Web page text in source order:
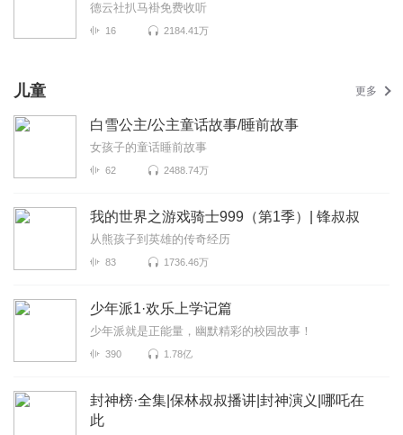
德云社扒马褂免费收听
16 2184.41万
儿童 更多
白雪公主/公主童话故事/睡前故事
女孩子的童话睡前故事
62 2488.74万
我的世界之游戏骑士999（第1季）| 锋叔叔
从熊孩子到英雄的传奇经历
83 1736.46万
少年派1·欢乐上学记篇
少年派就是正能量，幽默精彩的校园故事！
390 1.78亿
封神榜·全集|保林叔叔播讲|封神演义|哪吒在
此